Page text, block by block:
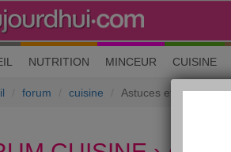
(current)
NUTRITION MINCEUR CUISINE
forum cuisine Astuces et bons plans